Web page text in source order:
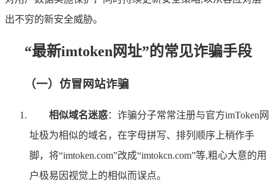
出不穷的新安全威胁。
“最新imtoken网址”的常见诈骗手段
（一）仿冒网站诈骗
相似域名迷惑：诈骗分子常常注册与官方imToken网
址极为相似的域名，在字母拼写、排列顺序上稍作手
脚，将“imtoken.com”改成“imtokcn.com”等,粗心大意的用
户极易因视觉上的相似而误点。